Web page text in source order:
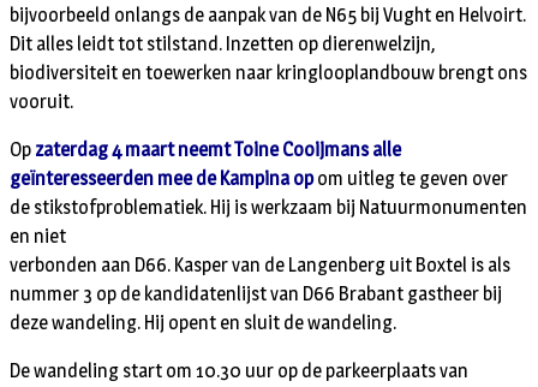
bijvoorbeeld onlangs de aanpak van de N65 bij Vught en Helvoirt.
Dit alles leidt tot stilstand. Inzetten op dierenwelzijn,
biodiversiteit en toewerken naar kringlooplandbouw brengt ons
vooruit.
Op zaterdag 4 maart neemt Toine Cooijmans alle
geïnteresseerden mee de Kampina opom uitleg te geven over
de stikstofproblematiek. Hij is werkzaam bij Natuurmonumenten
en niet
verbonden aan D66. Kasper van de Langenberg uit Boxtel is als
nummer 3 op de kandidatenlijst van D66 Brabant gastheer bij
deze wandeling. Hij opent en sluit de wandeling.
De wandeling start om 10.30 uur op de parkeerplaats van